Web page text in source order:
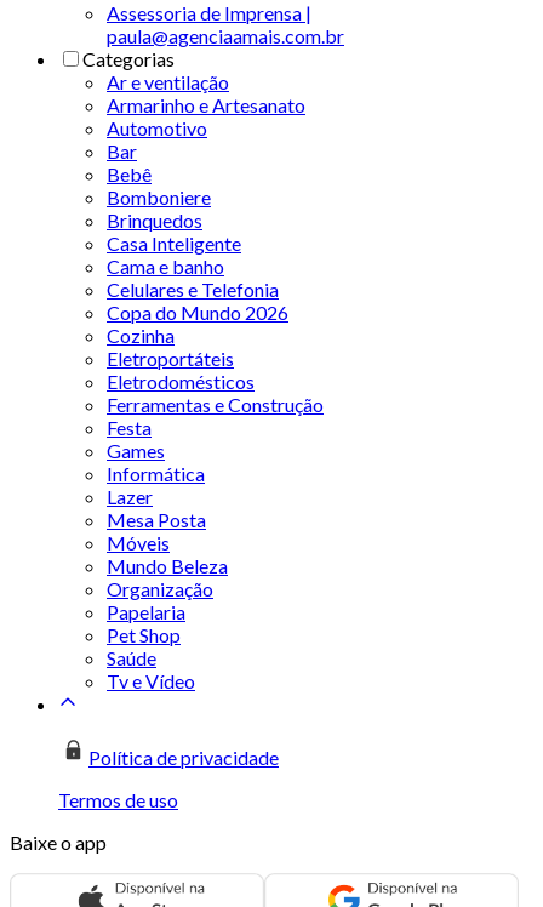
Assessoria de Imprensa |
paula@agenciaamais.com.br
Categorias
Ar e ventilação
Armarinho e Artesanato
Automotivo
Bar
Bebê
Bomboniere
Brinquedos
Casa Inteligente
Cama e banho
Celulares e Telefonia
Copa do Mundo 2026
Cozinha
Eletroportáteis
Eletrodomésticos
Ferramentas e Construção
Festa
Games
Informática
Lazer
Mesa Posta
Móveis
Mundo Beleza
Organização
Papelaria
Pet Shop
Saúde
Tv e Vídeo
Política de privacidade
Termos de uso
Baixe o app